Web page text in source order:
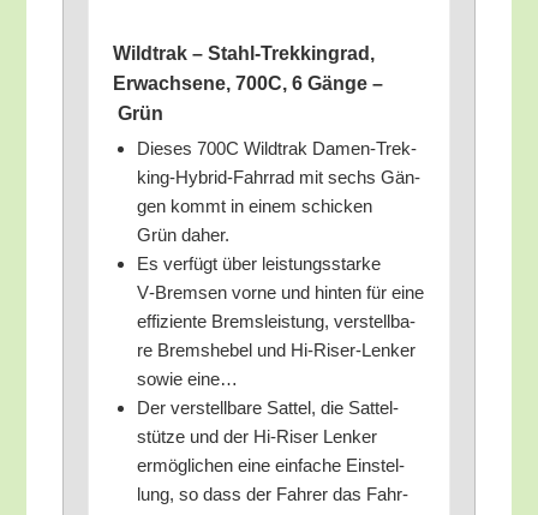
Wild­trak – Stahl-Trek­king­rad,
Erwach­se­ne, 700C, 6 Gän­ge –
Grün
Die­ses 700C Wild­trak Damen-Trek­
king-Hybrid-Fahr­rad mit sechs Gän­
gen kommt in einem schi­cken
Grün daher.
Es ver­fügt über leis­tungs­star­ke
V‑Bremsen vor­ne und hin­ten für eine
effi­zi­en­te Brems­leis­tung, ver­stell­ba­
re Brems­he­bel und Hi-Riser-Len­ker
sowie eine…
Der ver­stell­ba­re Sat­tel, die Sat­tel­
stüt­ze und der Hi-Riser Len­ker
ermög­li­chen eine ein­fa­che Ein­stel­
lung, so dass der Fah­rer das Fahr­